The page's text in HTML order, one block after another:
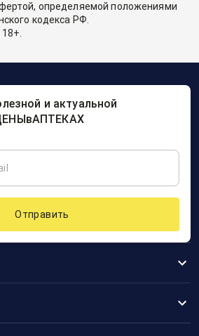
определяемой положениями
кодекса РФ.
и актуальной
Отправить